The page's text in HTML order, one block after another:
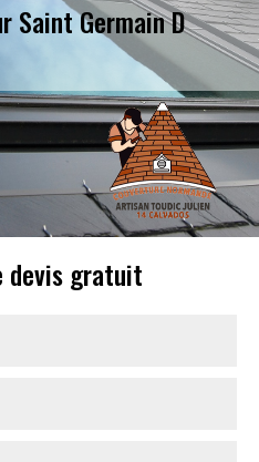
Saint Germain D
devis gratuit